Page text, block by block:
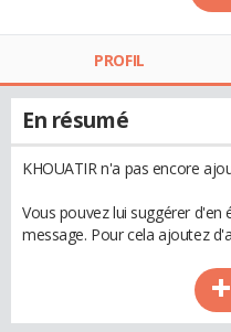
PROFIL
En résumé
KHOUATIR n'a pas encore
Vous pouvez lui suggérer d'en
message. Pour cela ajoutez